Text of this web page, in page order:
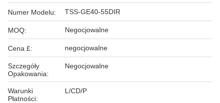
Numer Modelu: TSS-GE40-55DIR
MOQ: Negocjowalne
Cena £: negocjowalne
Szczegóły
Opakowania:
Negocjowalne
Warunki
Płatności:
L/CD/P